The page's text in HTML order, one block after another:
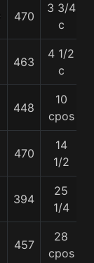
470
3 3/4
c
463
4 1/2
c
448
10
cpos
470
14
1/2
394
25
1/4
457
28
cpos